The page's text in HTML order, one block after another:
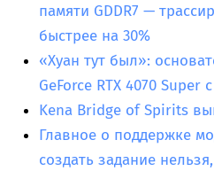
памяти GDDR7 —
быстрее на 30%
«Хуан тут был»:
GeForce RTX 4070 Super
Kena Bridge of Spirits
Главное о поддержке
создать задание